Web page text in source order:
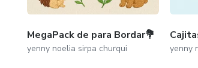
MegaPack de para Bordar💐
yenny noelia sirpa churqui yenny